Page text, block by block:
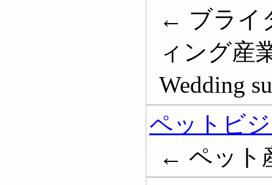
← ブライ
ィング産
Wedding
ペットビ
← ペット